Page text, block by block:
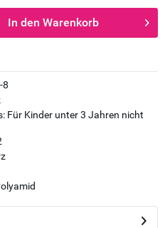
In den Warenkorb
8
Für Kinder unter 3 Jahren nicht